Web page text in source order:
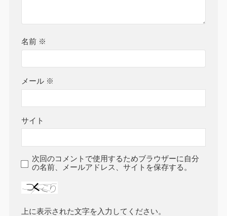
名前 ※
メール ※
サイト
次回のコメントで使用するためブラウザーに自分
の名前、メールアドレス、サイトを保存する。
上に表示された文字を入力してください。